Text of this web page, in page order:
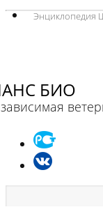
Энциклопедия
БИО